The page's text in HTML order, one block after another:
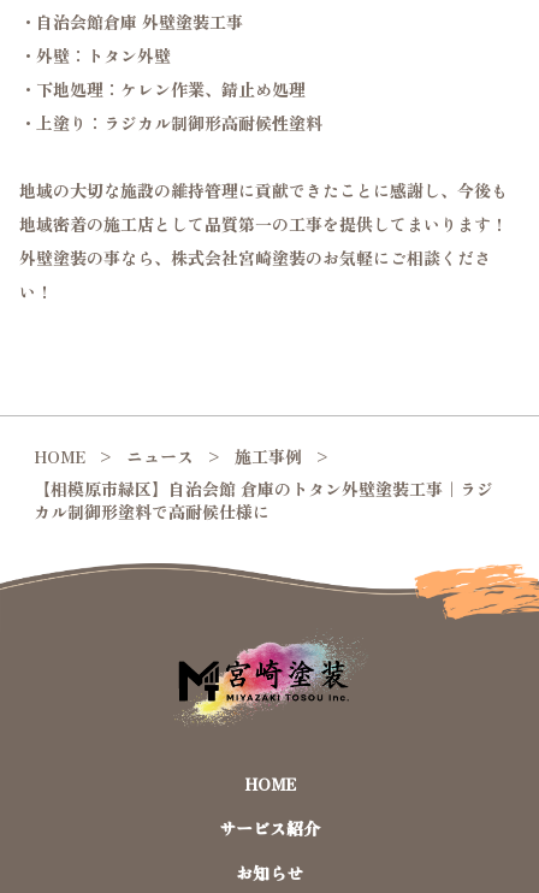
・自治会館倉庫 外壁塗装工事
・外壁：トタン外壁
・下地処理：ケレン作業、錆止め処理
・上塗り：ラジカル制御形高耐候性塗料
地域の大切な施設の維持管理に貢献できたことに感謝し、今後も
地域密着の施工店として品質第一の工事を提供してまいります！
外壁塗装の事なら、株式会社宮崎塗装のお気軽にご相談くださ
い！
HOME ニュース
施工事例
【相模原市緑区】自治会館 倉庫のトタン外壁塗装工事｜ラジ
カル制御形塗料で高耐候仕様に
HOME
サービス紹介
お知らせ